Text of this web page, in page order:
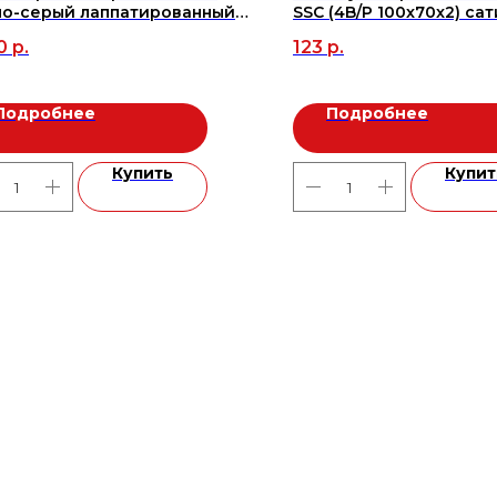
серый лаппатированный
р.
Купить
SSC (4B/P 100x70x2)
123 р.
Подробнее